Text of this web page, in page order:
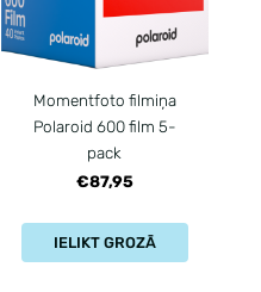
Momentfoto filmiņa
Polaroid 600 film 5-
pack
€87,95
IELIKT GROZĀ